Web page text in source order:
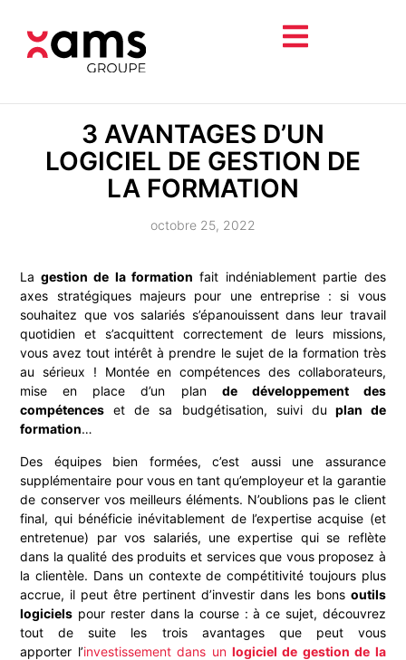
3 AVANTAGES D’UN
LOGICIEL DE GESTION DE
LA FORMATION
octobre 25, 2022
La gestion de la formation fait indéniablement partie des
axes stratégiques majeurs pour une entreprise : si vous
souhaitez que vos salariés s’épanouissent dans leur travail
quotidien et s’acquittent correctement de leurs missions,
vous avez tout intérêt à prendre le sujet de la formation très
au sérieux ! Montée en compétences des collaborateurs,
mise en place d’un plan de développement des
compétences et de sa budgétisation, suivi du plan de
formation…
Des équipes bien formées, c’est aussi une assurance
supplémentaire pour vous en tant qu’employeur et la garantie
de conserver vos meilleurs éléments. N’oublions pas le client
final, qui bénéficie inévitablement de l’expertise acquise (et
entretenue) par vos salariés, une expertise qui se reflète
dans la qualité des produits et services que vous proposez à
la clientèle. Dans un contexte de compétitivité toujours plus
accrue, il peut être pertinent d’investir dans les bons outils
logiciels pour rester dans la course : à ce sujet, découvrez
tout de suite les trois avantages que peut vous
apporter l’investissement dans unlogiciel de gestion de la